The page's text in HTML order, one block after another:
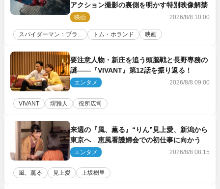
アクション撮影の裏側を明かす特別映像解禁
映画 2026/8/8 10:00
スパイダーマン：ブラ... トム・ホランド 映画
要注意人物・新庄を追う頭脳戦と長野専務の
謎――『VIVANT』第12話を振り返る！
エンタメ 2026/8/8 09:00
VIVANT 堺雅人 役所広司
来週の『風、薫る』“りん”見上愛、新潟から
東京へ 恵風看護婦会での初仕事に向かう
エンタメ 2026/8/8 08:15
風、薫る 見上愛 上坂樹里